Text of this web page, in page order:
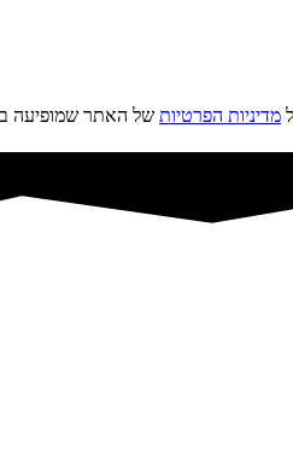
מדיניות הפרטיות של האתר שמופיעה